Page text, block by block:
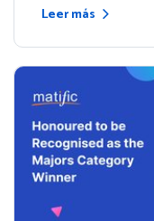
Leer más